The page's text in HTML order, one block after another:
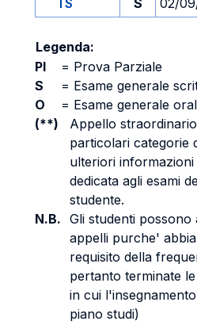
TS S 02/
Legenda:
PI
= Prova Parziale
S
= Esame generale
O
= Esame generale
(**)
Appello
particolari categorie
ulteriori informazioni
dedicata agli esami
studente.
N.B. Gli studenti possono
appelli purche'
requisito della
pertanto terminate
in cui
piano studi)